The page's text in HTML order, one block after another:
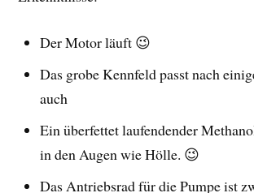
Der Motor läuft 😉
Das grobe Kennfeld passt nach
auch
Ein überfettet laufendender
in den Augen wie Hölle. 😉
Das Antriebsrad für die Pumpe ist